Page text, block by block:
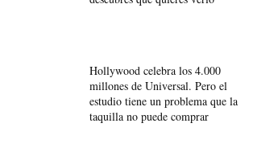
Hollywood celebra los 4.000
millones de Universal. Pero el
estudio tiene un problema que la
taquilla no puede comprar